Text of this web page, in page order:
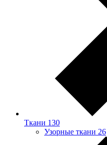
Ткани 130
Узорные ткани 26